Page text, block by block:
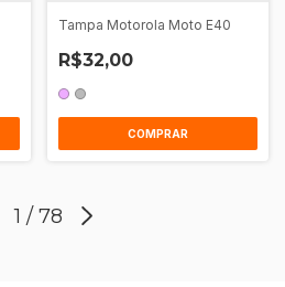
Tampa Motorola Moto E40
R$32,00
COMPRAR
1 / 78